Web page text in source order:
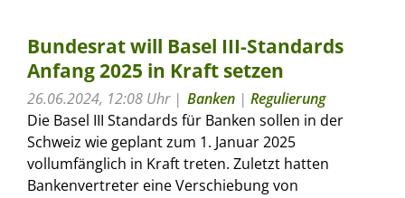
Bundesrat will Basel III-Standards
Anfang 2025 in Kraft setzen
26.06.2024, 12:08 Uhr Banken | Regulierung
Die Basel III Standards für Banken sollen in der
Schweiz wie geplant zum 1. Januar 2025
vollumfänglich in Kraft treten. Zuletzt hatten
Bankenvertreter eine Verschiebung von